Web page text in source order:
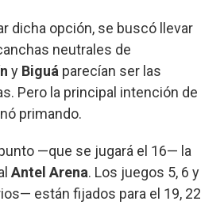
dicha opción, se buscó llevar
neutrales de
y Biguá parecían ser las
Pero la principal intención de
primando.
—que se jugará el 16— la
Antel Arena. Los juegos 5, 6 y
están fijados para el 19, 22